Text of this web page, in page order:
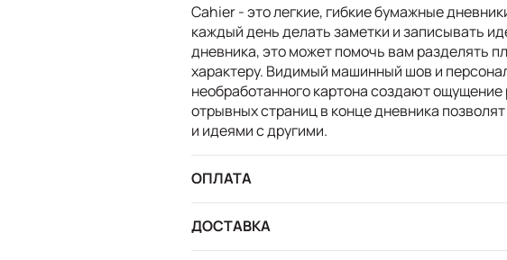
Cahier - это легкие, гибкие бумажные
каждый день делать заметки и записывать
дневника, это может помочь вам разделять
характеру. Видимый машинный шов и
необработанного картона создают ощущение
отрывных страниц в конце дневника
и идеями с другими.
ОПЛАТА
ДОСТАВКА